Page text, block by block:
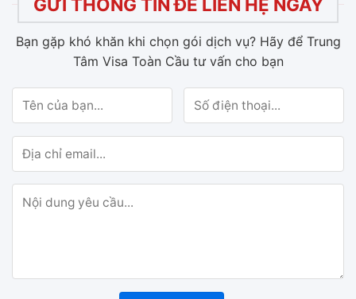
GỬI THÔNG TIN ĐỂ LIÊN HỆ NGAY
Bạn gặp khó khăn khi chọn gói dịch vụ?Hãy để Trung
Tâm Visa Toàn Cầu tư vấn cho bạn